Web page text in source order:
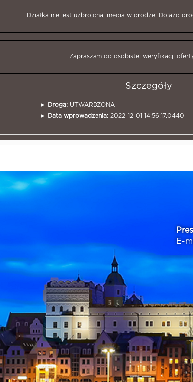
Działka nie jest uzbrojona, media w drodze. Dojazd
Zapraszam do osobistej weryfikacji
Szczegóły
► Droga: UTWARDZONA
► Data wprowadzenia: 2022-12-01 14:56:17.0440
E-